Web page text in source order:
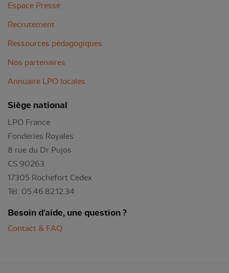
Espace Presse
Recrutement
Ressources pédagogiques
Nos partenaires
Annuaire LPO locales
Siège national
LPO France
Fonderies Royales
8 rue du Dr Pujos
CS 90263
17305 Rochefort Cedex
Tél: 05.46.82.12.34
Besoin d'aide, une question ?
Contact & FAQ